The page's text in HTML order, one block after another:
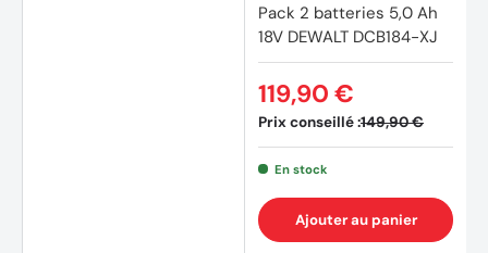
(81
Pack 2 batteries 5,0 Ah
18V DEWALT DCB184-XJ
Prix conseillé :149,90 €
119,90 €
En stock
Ajouter au panier